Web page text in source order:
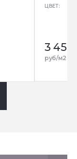
ЦВЕТ:
3 450
руб/м2